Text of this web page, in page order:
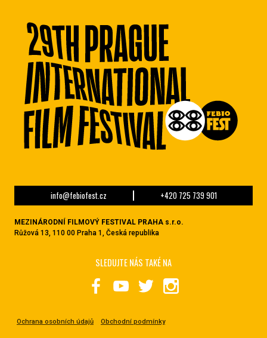
info@febiofest.cz +420 725 739 901
MEZINÁRODNÍ FILMOVÝ FESTIVAL PRAHA s.r.o.
Růžová 13, 110 00 Praha 1, Česká republika
Ochrana osobních údajů Obchodní podmínky
SLEDUJTE NÁS TAKÉ NA